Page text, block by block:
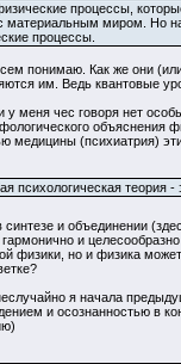
процессы,
материальным миром. Но
процессы.
понимаю. Как же они
им. Ведь квантовые
у меня чес говоря нет
объяснения
медицины (психиатрия)
психологическая
и объединении
и
физики, но и физика
я начала
и осознанностью в